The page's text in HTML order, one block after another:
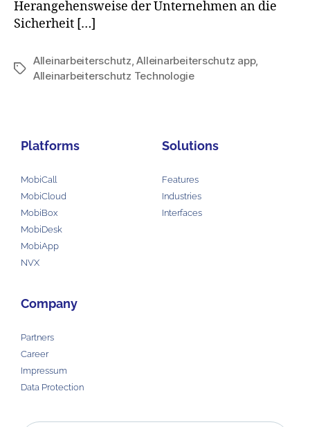
Herangehensweise der Unternehmen an die
Sicherheit […]
Alleinarbeiterschutz ,Alleinarbeiterschutz app,
Alleinarbeiterschutz Technologie
Platforms
MobiCall
MobiCloud
MobiBox
MobiDesk
MobiApp
NVX
Solutions
Features
Industries
Interfaces
Company
Partners
Career
Impressum
Data Protection